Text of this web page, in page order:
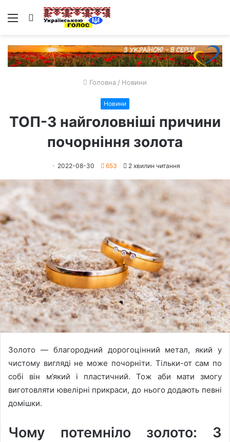
Меню Пошук
Головна / Новини
Новини
ТОП-3 найголовніші причини
почорніння золота
2022-08-30 653 2 хвилин читання
Золото — благородний дорогоцінний метал, який у
чистому вигляді не може почорніти. Тільки-от сам по
собі він м’який і пластичний. Тож аби мати змогу
виготовляти ювелірні прикраси, до нього додають певні
домішки.
Чому потемніло золото: 3